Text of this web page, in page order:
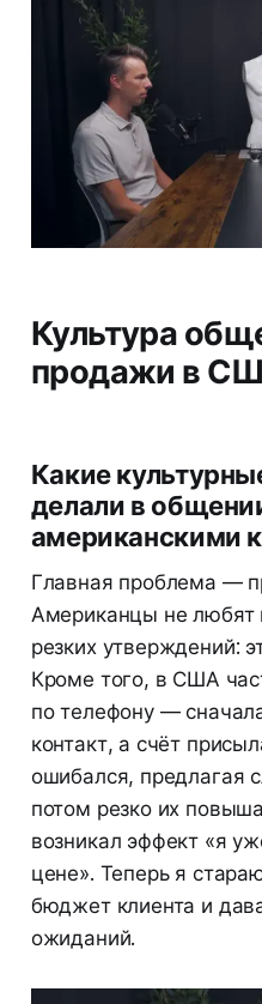
Культура
продажи в
Какие
делали в
американскими
Главная проблема —
Американцы не любят
резких утверждений:
Кроме того, в США
по телефону —
контакт, а счёт
ошибался, предлагая
потом резко их
возникал эффект «я
цене». Теперь я
бюджет клиента и
ожиданий.